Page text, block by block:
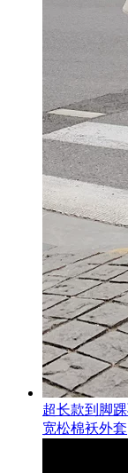
超长款到脚
宽松棉袄外套